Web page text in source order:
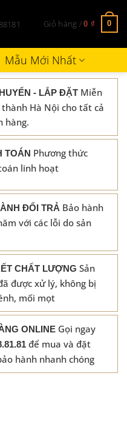
Giỏ hàng /0 ₫ 0
Mẫu Mới Nhất
- LẮP ĐẶT Miễn
Hà Nội cho tất cả
hàng.
TOÁN Phương thức
linh hoạt
ĐỔI TRẢ Bảo hành
với các lỗi do sản
CHẤT LƯỢNG Sản
được xử lý, không bị
mối mọt
ONLINE Gọi ngay
để mua và đặt
hành nhanh chóng